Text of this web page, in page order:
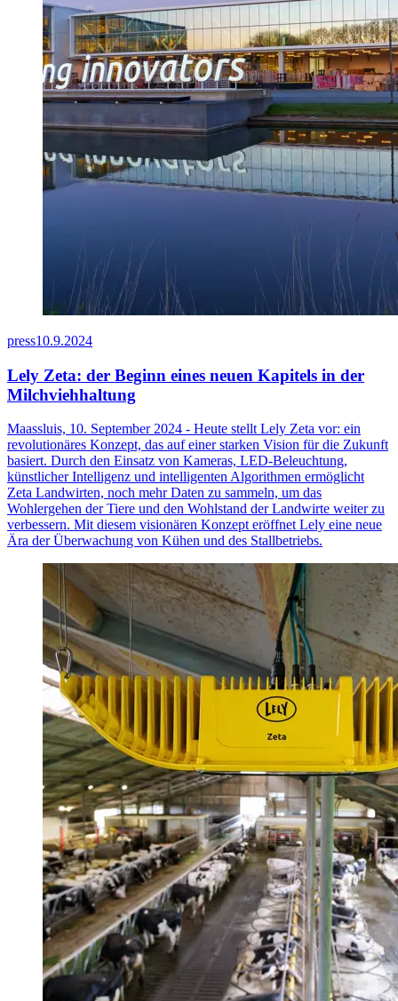
press10.9.2024
Lely Zeta: der Beginn eines neuen Kapitels in der
Milchviehhaltung
Maassluis, 10. September 2024 - Heute stellt Lely Zeta vor: ein
revolutionäres Konzept, das auf einer starken Vision für die Zukunft
basiert. Durch den Einsatz von Kameras, LED-Beleuchtung,
künstlicher Intelligenz und intelligenten Algorithmen ermöglicht
Zeta Landwirten, noch mehr Daten zu sammeln, um das
Wohlergehen der Tiere und den Wohlstand der Landwirte weiter zu
verbessern. Mit diesem visionären Konzept eröffnet Lely eine neue
Ära der Überwachung von Kühen und des Stallbetriebs.